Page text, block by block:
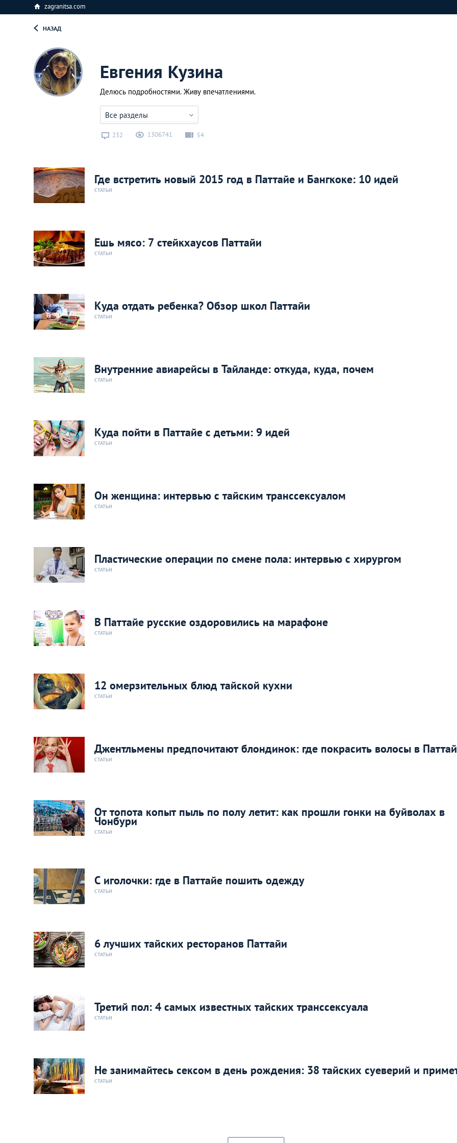
zagranitsa.com
НАЗАД
Евгения Кузина
Делюсь подробностями. Живу впечатлениями.
Все разделы
232 1306741 54
Где встретить новый 2015 год в Паттайе и Бангкоке: 10 идей
СТАТЬИ
Ешь мясо: 7 стейкхаусов Паттайи
СТАТЬИ
Куда отдать ребенка? Обзор школ Паттайи
СТАТЬИ
Внутренние авиарейсы в Тайланде: откуда, куда, почем
СТАТЬИ
Куда пойти в Паттайе с детьми: 9 идей
СТАТЬИ
Он женщина: интервью с тайским транссексуалом
СТАТЬИ
Пластические операции по смене пола: интервью с хирургом
СТАТЬИ
В Паттайе русские оздоровились на марафоне
СТАТЬИ
12 омерзительных блюд тайской кухни
СТАТЬИ
Джентльмены предпочитают блондинок: где покрасить волосы в
СТАТЬИ
От топота копыт пыль по полу летит: как прошли гонки на буйволах в
Чонбури
СТАТЬИ
С иголочки: где в Паттайе пошить одежду
СТАТЬИ
6 лучших тайских ресторанов Паттайи
СТАТЬИ
Третий пол: 4 самых известных тайских транссексуала
СТАТЬИ
Не занимайтесь сексом в день рождения: 38 тайских суеверий и
СТАТЬИ